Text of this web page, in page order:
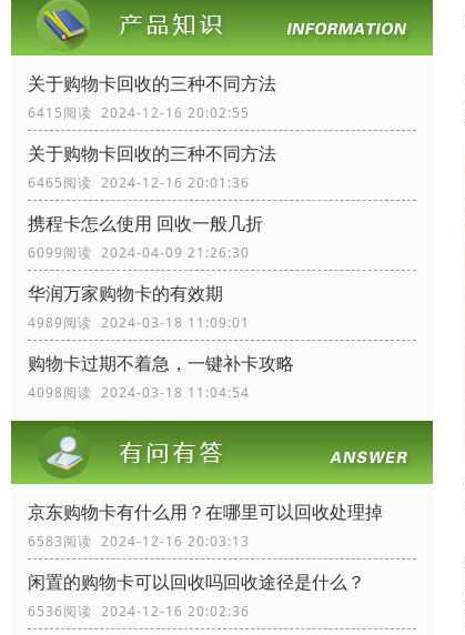
关于购物卡回收的三种不同方法
6415阅读 2024-12-16 20:02:55
关于购物卡回收的三种不同方法
6465阅读 2024-12-16 20:01:36
携程卡怎么使用 回收一般几折
6099阅读 2024-04-09 21:26:30
华润万家购物卡的有效期
4989阅读 2024-03-18 11:09:01
购物卡过期不着急，一键补卡攻略
4098阅读 2024-03-18 11:04:54
京东购物卡有什么用？在哪里可以回收处理掉
6583阅读 2024-12-16 20:03:13
闲置的购物卡可以回收吗回收途径是什么？
6536阅读 2024-12-16 20:02:36